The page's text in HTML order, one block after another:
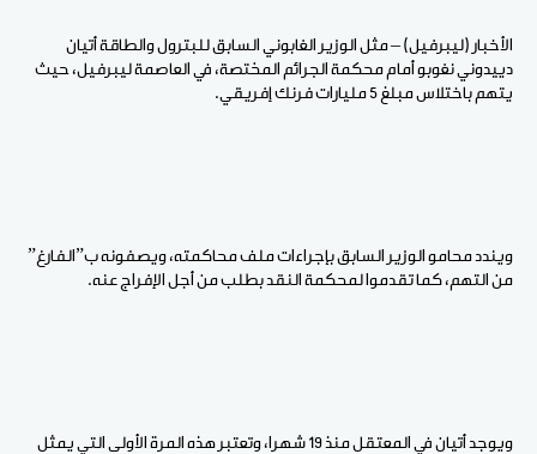
الأخبار (ليبرفيل) – مثل الوزير الغابوني السابق للبترول والطاقة أتيان
دييدوني نغوبو أمام محكمة الجرائم المختصة، في العاصمة ليبرفيل، حيث
يتهم باختلاس مبلغ 5 مليارات فرنك إفريقي.
ويندد محامو الوزير السابق بإجراءات ملف محاكمته، ويصفونه ب”الفارغ”
من التهم، كما تقدموا لمحكمة النقد بطلب من أجل الإفراج عنه.
ويوجد أتيان في المعتقل منذ 19 شهرا، وتعتبر هذه المرة الأولى التي يمثل